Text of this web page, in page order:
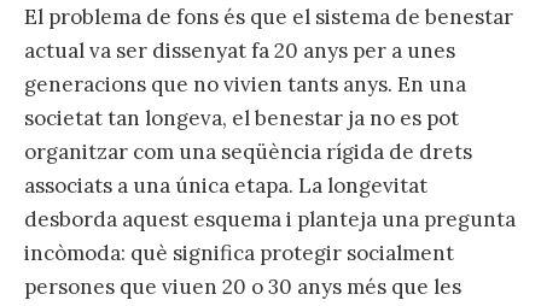
El problema de fons és que el sistema de benestar
actual va ser dissenyat fa 20 anys per a unes
generacions que no vivien tants anys. En una
societat tan longeva, el benestar ja no es pot
organitzar com una seqüència rígida de drets
associats a una única etapa. La longevitat
desborda aquest esquema i planteja una pregunta
incòmoda: què significa protegir socialment
persones que viuen 20 o 30 anys més que les